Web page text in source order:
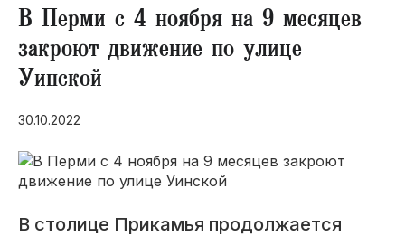
СВО
Социальная поддержка
Инфраструктура
Благоустройство
В Перми с 4 ноября на 9 месяцев
закроют движение по улице
Уинской
30.10.2022
В столице Прикамья продолжается